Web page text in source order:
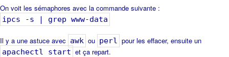
On voit les sémaphores avec la commande suivante :
ipcs -s | grep www-data
Il y a une astuce avec awk ou perl pour les effacer, ensuite un
apachectl start et ça repart.